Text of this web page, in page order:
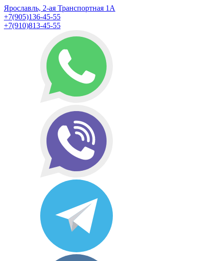
Ярославль, 2-ая Транспортная 1А
+7(905)136-45-55
+7(910)813-45-55